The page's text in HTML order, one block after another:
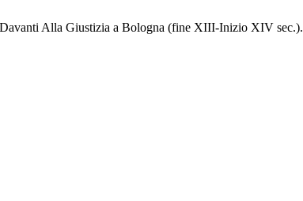
Alla Giustizia a Bologna (fine XIII-Inizio XIV sec.).